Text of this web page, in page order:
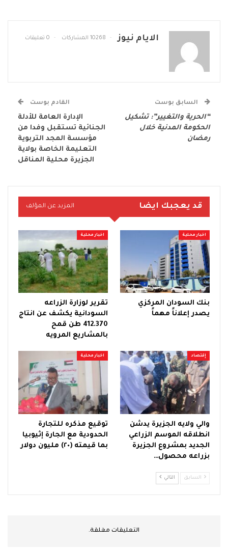
الايام نيوز 10268 المشاركات 0 تعليقات
السابق بوست
“الحرية والتغيير”: تشكيل
الحكومة المدنية خلال
رمضان
القادم بوست
الإدارة العامة للأدلة
الجنائية تستقبل وفدا من
مؤسسة المجد التربوية
التعليمة الخاصة بولاية
الجزيرة محلية المناقل
قد يعجبك ايضا المزيد عن المؤلف
اخبار محلية
بنك السودان المركزي
يصدر إعلاناً مهماً
اخبار محلية
تقرير لوزارة الزراعه
السودانية يكشف عن انتاج
412.370 طن قمح
بالمشاريع المرويه
إقتصاد
والي ولايه الجزيرة يدشن
انطلاقه الموسم الزراعي
الجديد بمشروع الجزيرة
بزراعه محصول…
اخبار محلية
توقيع مذكره للتجارة
الحدودية مع الجارة إثيوبيا
بما قيمته (٢٠) مليون دولار
السابق التالي
التعليقات مغلقة.